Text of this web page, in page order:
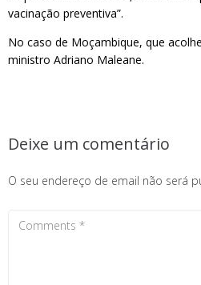
vacinação preventiva”.
No caso de Moçambique, que
ministro Adriano Maleane.
Deixe um comentário
O seu endereço de email não será